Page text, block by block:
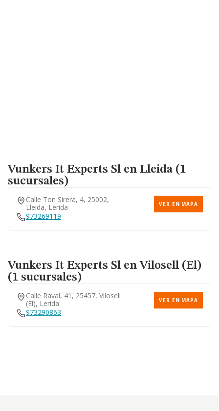
Vunkers It Experts Sl en Lleida (1
sucursales)
Calle Ton Sirera, 4, 25002,
Lleida, Lerida
VER EN MAPA
973269119
Vunkers It Experts Sl en Vilosell (El)
(1 sucursales)
Calle Raval, 41, 25457, Vilosell
(el), Lerida
VER EN MAPA
973290863